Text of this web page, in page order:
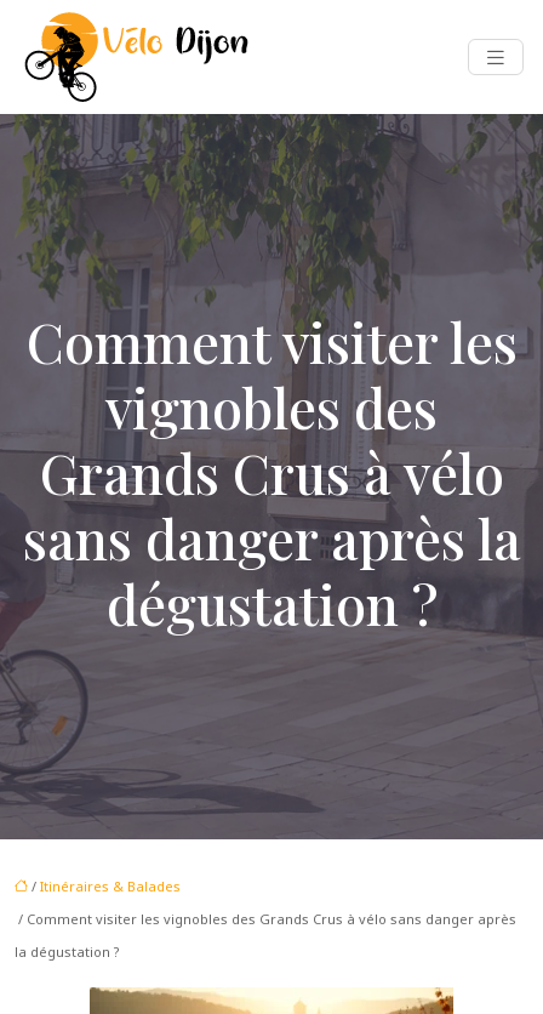
Comment visiter les
vignobles des
Grands Crus à vélo
sans danger après la
dégustation ?
/ Itinéraires & Balades
/ Comment visiter les vignobles des Grands Crus à vélo sans danger après
la dégustation ?